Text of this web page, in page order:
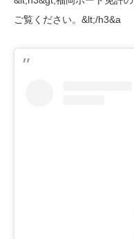
ご覧ください。&lt;/h3&a